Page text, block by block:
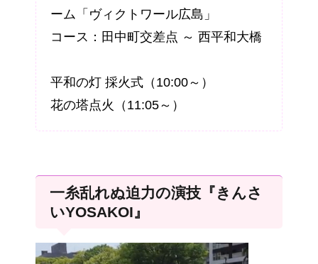
ーム「ヴィクトワール広島」
コース：田中町交差点 ～ 西平和大橋
平和の灯 採火式（10:00～）
花の塔点火（11:05～）
一糸乱れぬ迫力の演技『きんさ
いYOSAKOI』